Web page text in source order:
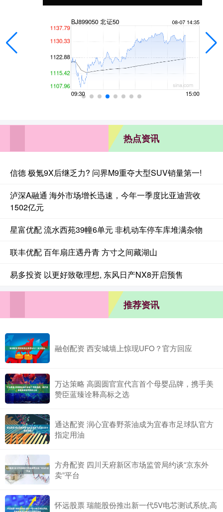
热点资讯
信德 极氪9X后继乏力? 问界M9重夺大型SUV销量第一!
泸深A融通 海外市场增长迅速，今年一季度比亚迪营收
1502亿元
星富优配 流水西苑39幢6单元 非机动车停车库堆满杂物
联丰优配 百年扇庄遇丹青 方寸之间藏湖山
易多投资 以更好致敬理想, 东风日产NX8开启预售
推荐资讯
融创配资 西安城墙上惊现UFO？官方回应
万达策略 高圆圆官宣代言首个母婴品牌，携手美
赞臣蓝臻诠释高标之选
通达配资 润心宜春野茶油成为宜春市足球队官方
指定用油
方舟配资 四川天府新区市场监管局约谈“京东外
卖”平台
怀远股票 瑞能股份推出新一代5V电芯测试系统,高